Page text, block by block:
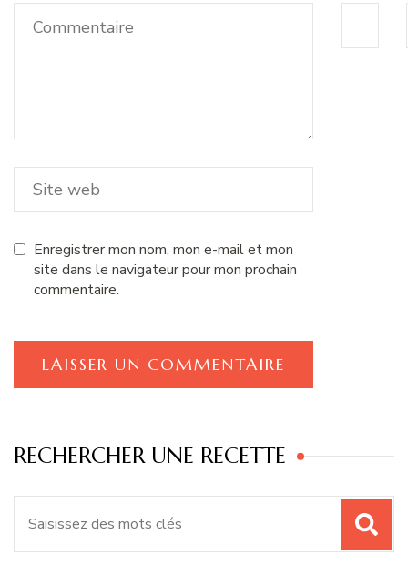
Enregistrer mon nom, mon e-mail et mon
site dans le navigateur pour mon prochain
commentaire.
RECHERCHER UNE RECETTE